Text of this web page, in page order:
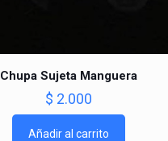
Chupa Sujeta Manguera
$ 2.000
Añadir al carrito